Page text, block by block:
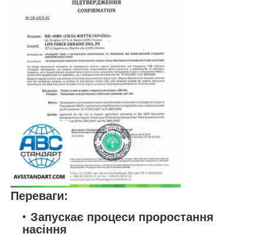
Переваги:
Запускає процеси проростання
насіння